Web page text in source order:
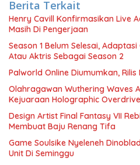
Berita Terkait
Henry Cavill Konfirmasikan Live
Masih Di Pengerjaan
Season 1 Belum Selesai,
Atau Aktris Sebagai Season 2
Palworld Online Diumumkan, Rilis
Olahragawan Wuthering Waves
Kejuaraan Holographic
Design Artist Final Fantasy VII
Membuat Baju Renang Tifa
Game Soulsike Nyeleneh
Unit Di Seminggu